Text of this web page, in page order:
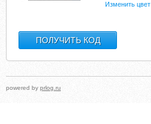
Изменить цвет
powered by prlog.ru